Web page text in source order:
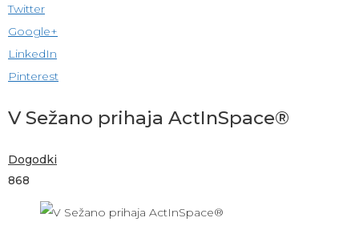
Twitter
Google+
LinkedIn
Pinterest
V Sežano prihaja ActInSpace®
Dogodki
868